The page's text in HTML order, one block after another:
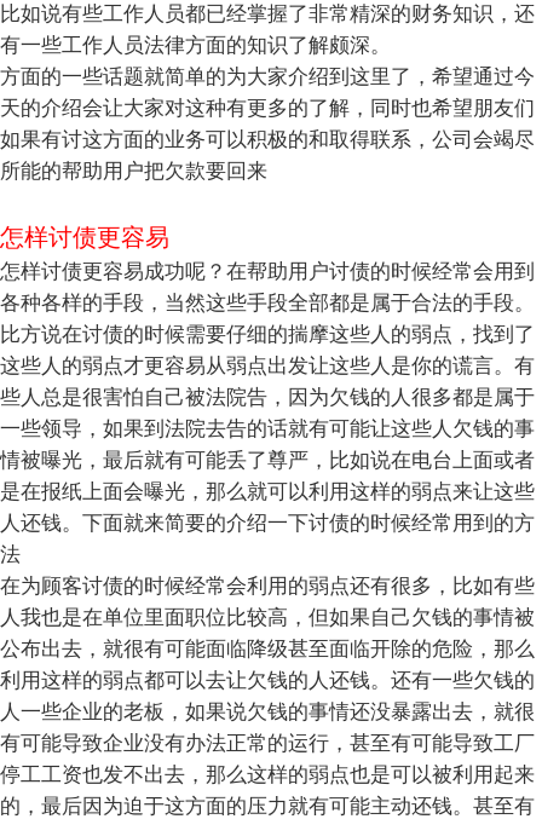
比如说有些工作人员都已经掌握了非常精深的财务知识，还
有一些工作人员法律方面的知识了解颇深。
方面的一些话题就简单的为大家介绍到这里了，希望通过今
天的介绍会让大家对这种有更多的了解，同时也希望朋友们
如果有讨这方面的业务可以积极的和取得联系，公司会竭尽
所能的帮助用户把欠款要回来
怎样讨债更容易
怎样讨债更容易成功呢？在帮助用户讨债的时候经常会用到
各种各样的手段，当然这些手段全部都是属于合法的手段。
比方说在讨债的时候需要仔细的揣摩这些人的弱点，找到了
这些人的弱点才更容易从弱点出发让这些人是你的谎言。有
些人总是很害怕自己被法院告，因为欠钱的人很多都是属于
一些领导，如果到法院去告的话就有可能让这些人欠钱的事
情被曝光，最后就有可能丢了尊严，比如说在电台上面或者
是在报纸上面会曝光，那么就可以利用这样的弱点来让这些
人还钱。下面就来简要的介绍一下讨债的时候经常用到的方
法
在为顾客讨债的时候经常会利用的弱点还有很多，比如有些
人我也是在单位里面职位比较高，但如果自己欠钱的事情被
公布出去，就很有可能面临降级甚至面临开除的危险，那么
利用这样的弱点都可以去让欠钱的人还钱。还有一些欠钱的
人一些企业的老板，如果说欠钱的事情还没暴露出去，就很
有可能导致企业没有办法正常的运行，甚至有可能导致工厂
停工工资也发不出去，那么这样的弱点也是可以被利用起来
的，最后因为迫于这方面的压力就有可能主动还钱。甚至有